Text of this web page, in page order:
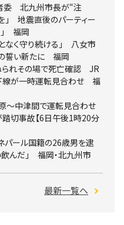
委 北九州市長が“注
」 地震直後のパーティー
」 福岡
なく守り続ける」 八女市
誓い新たに 福岡
られその場で死亡確認 JR
線が一時運転見合わせ 福
～中津間で運転見合わせ
切事故【6日午後1時20分
ール国籍の26歳男を逮
んだ」 福岡・北九州市
最新一覧へ